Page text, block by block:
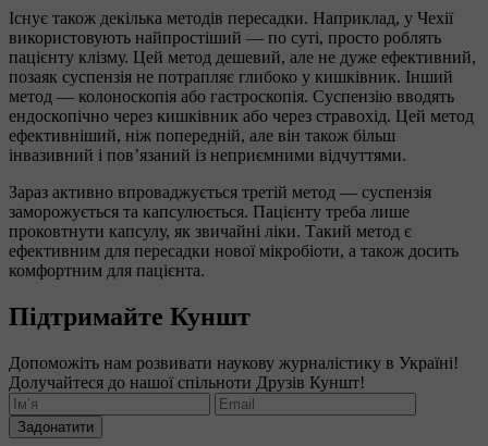
Існує також декілька методів пересадки. Наприклад, у Чехії
використовують найпростіший — по суті, просто роблять
пацієнту клізму. Цей метод дешевий, але не дуже ефективний,
позаяк суспензія не потрапляє глибоко у кишківник. Інший
метод — колоноскопія або гастроскопія. Суспензію вводять
ендоскопічно через кишківник або через стравохід. Цей метод
ефективніший, ніж попередній, але він також більш
інвазивний і пов’язаний із неприємними відчуттями.
Зараз активно впроваджується третій метод — суспензія
заморожується та капсулюється. Пацієнту треба лише
проковтнути капсулу, як звичайні ліки. Такий метод є
ефективним для пересадки нової мікробіоти, а також досить
комфортним для пацієнта.
Підтримайте Куншт
Допоможіть нам розвивати наукову журналістику в Україні!
Долучайтеся до нашої спільноти Друзів Куншт!
Задонатити